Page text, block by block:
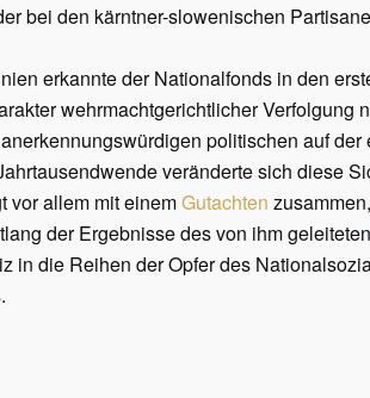
bei den kärntner-slowenischen
erkannte der Nationalfonds in den
wehrmachtgerichtlicher Verfolgung
politischen auf
veränderte sich diese
vor allem mit einemGutachten
der Ergebnisse des von ihm geleiteten
in die Reihen der Opfer des